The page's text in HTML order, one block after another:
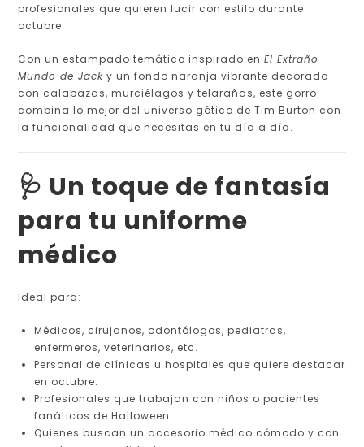
profesionales que quieren lucir con estilo durante
octubre.
Con un estampado temático inspirado enEl Extraño
Mundo de Jack y un fondo naranja vibrante decorado
con calabazas, murciélagos y telarañas, este gorro
combina lo mejor del universo gótico de Tim Burton con
la funcionalidad que necesitas en tu día a día.
🩺 Un toque de fantasía
para tu uniforme
médico
Ideal para:
Médicos, cirujanos, odontólogos, pediatras,
enfermeros, veterinarios, etc.
Personal de clínicas u hospitales que quiere destacar
en octubre.
Profesionales que trabajan con niños o pacientes
fanáticos de Halloween.
Quienes buscan un accesorio médico cómodo y con